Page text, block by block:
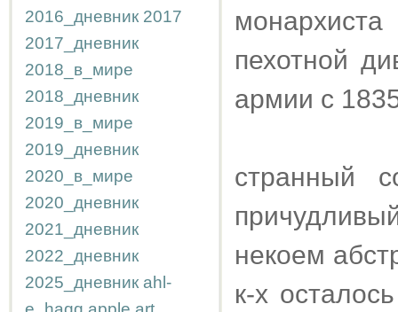
2016_дневник 2017
2017_дневник
2018_в_мире
2018_дневник
2019_в_мире
2019_дневник
2020_в_мире
2020_дневник
2021_дневник
2022_дневник
2025_дневник ahl-
пехотной
армии с
странный
некоем
к-х